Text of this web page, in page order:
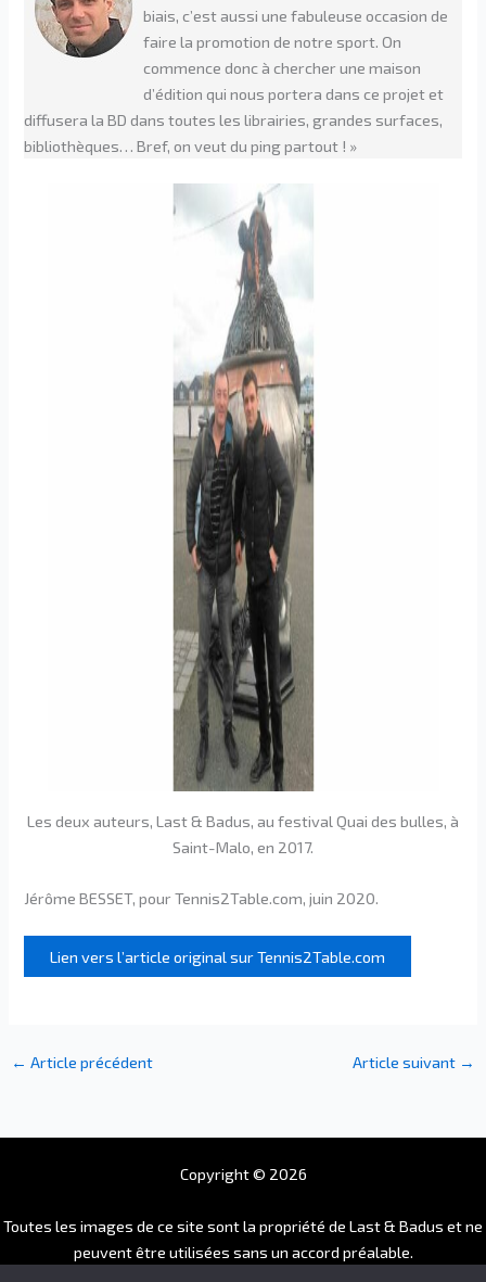
biais, c’est aussi une fabuleuse occasion de
faire la promotion de notre sport. On
commence donc à chercher une maison
d’édition qui nous portera dans ce projet et
diffusera la BD dans toutes les librairies, grandes surfaces,
bibliothèques… Bref, on veut du ping partout ! »
Les deux auteurs, Last & Badus, au festival Quai des bulles, à
Saint-Malo, en 2017.
Jérôme BESSET, pour Tennis2Table.com, juin 2020.
Lien vers l’article original sur Tennis2Table.com
← Article précédent Article suivant →
Copyright © 2026
Toutes les images de ce site sont la propriété de Last & Badus et ne
peuvent être utilisées sans un accord préalable.